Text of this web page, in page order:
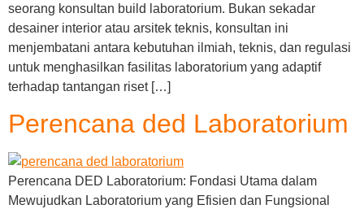
seorang konsultan build laboratorium. Bukan sekadar
desainer interior atau arsitek teknis, konsultan ini
menjembatani antara kebutuhan ilmiah, teknis, dan regulasi
untuk menghasilkan fasilitas laboratorium yang adaptif
terhadap tantangan riset […]
Perencana ded Laboratorium
Perencana DED Laboratorium: Fondasi Utama dalam
Mewujudkan Laboratorium yang Efisien dan Fungsional